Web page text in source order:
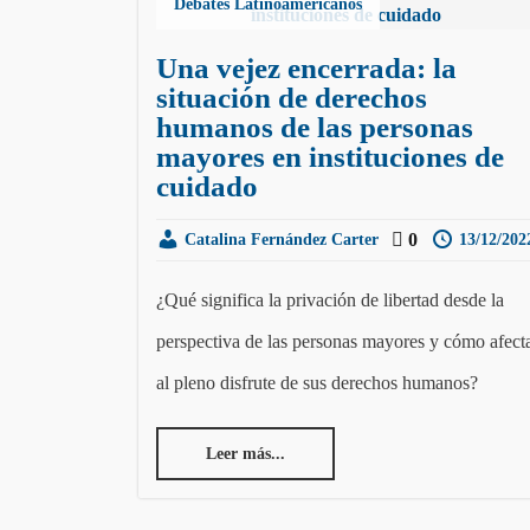
Debates Latinoamericanos
Una vejez encerrada: la
situación de derechos
humanos de las personas
mayores en instituciones de
cuidado
Catalina Fernández Carter 0 13/12/
¿Qué significa la privación de libertad desde la
perspectiva de las personas mayores y cómo
al pleno disfrute de sus derechos humanos?
Leer más...